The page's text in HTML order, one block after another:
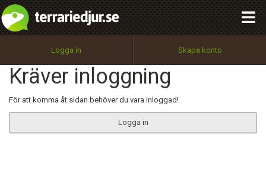
Logga in Skapa konto
Kräver inloggning
För att komma åt sidan behöver du vara inloggad!
Logga in
Utför
100%
OK
integritetspolicy
Namn:
Epost:
Begär nytt lösenord
Tillbaka till förstasidan